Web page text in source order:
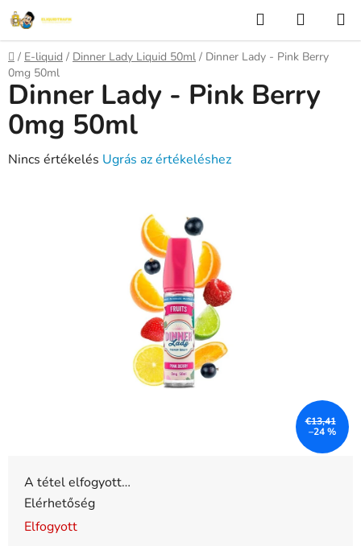
Ugrás
fő
tartalomhoz
KeresésKOSÁR
Kezdőlap
/ E-liquid / Dinner Lady Liquid 50ml / Dinner Lady - Pink Berry
0mg 50ml
A tétel elfogyott…
Elérhetőség
Elfogyott
Dinner Lady - Pink Berry
0mg 50ml
A
Nincs értékelés Ugrás az értékeléshez
€13,41
–24 %